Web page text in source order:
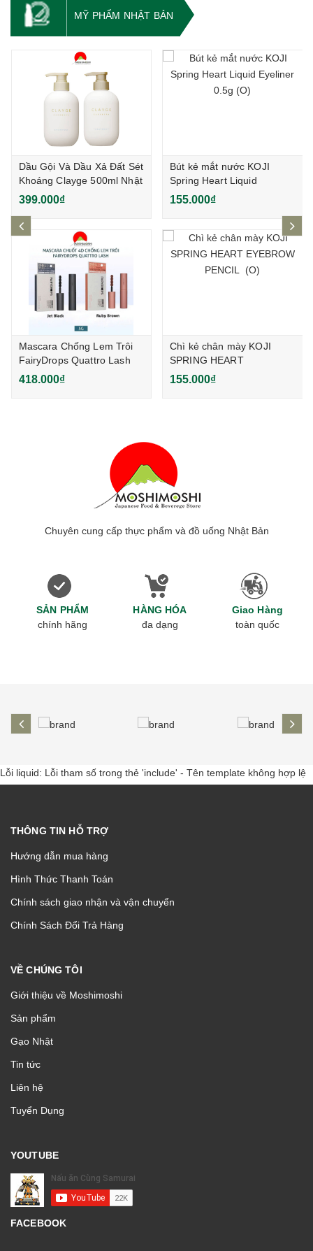
MỸ PHẨM NHẬT BẢN
Dầu Gội Và Dầu Xả Đất Sét
Khoáng Clayge 500ml Nhật
Bản
399.000₫
Mascara Chống Lem Trôi
FairyDrops Quattro Lash
5g Nhật Bản
418.000₫
Bút kẻ mắt nước KOJI
Spring Heart Liquid
Eyeliner 0.5g (O)
155.000₫
Chì kẻ chân mày KOJI
SPRING HEART
EYEBROW PENCIL (O)
155.000₫
Chuyên cung cấp thực phẩm và đồ uống Nhật Bản
SẢN PHẨM
chính hãng
HÀNG HÓA
đa dạng
Giao Hàng
toàn quốc
prev
Lỗi liquid: Lỗi tham số trong thẻ 'include' - Tên template không hợp lệ
THÔNG TIN HỖ TRỢ
Hướng dẫn mua hàng
Hình Thức Thanh Toán
Chính sách giao nhận và vận chuyển
Chính Sách Đổi Trả Hàng
VỀ CHÚNG TÔI
Giới thiệu về Moshimoshi
Sản phẩm
Gạo Nhật
Tin tức
Liên hệ
Tuyển Dụng
YOUTUBE
FACEBOOK